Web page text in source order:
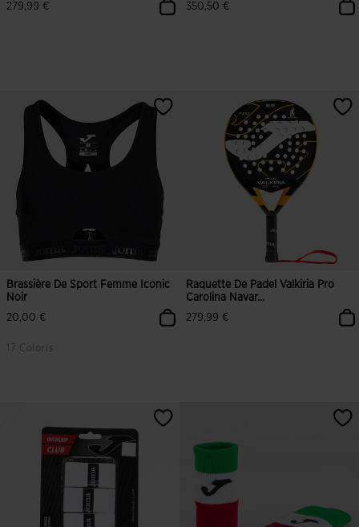
279,99 €
4,9 sur 5 Évaluation du client
350,50 €
3,4 sur 5 Évaluation du client
Brassière De Sport Femme Iconic
Noir
20,00 €
17 Coloris
Raquette De Padel Valkiria Pro
Carolina Navar...
279,99 €